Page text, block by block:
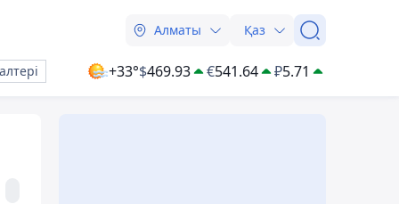
Алматы Қаз
+33°$469.93 €541.64 ₽5.71